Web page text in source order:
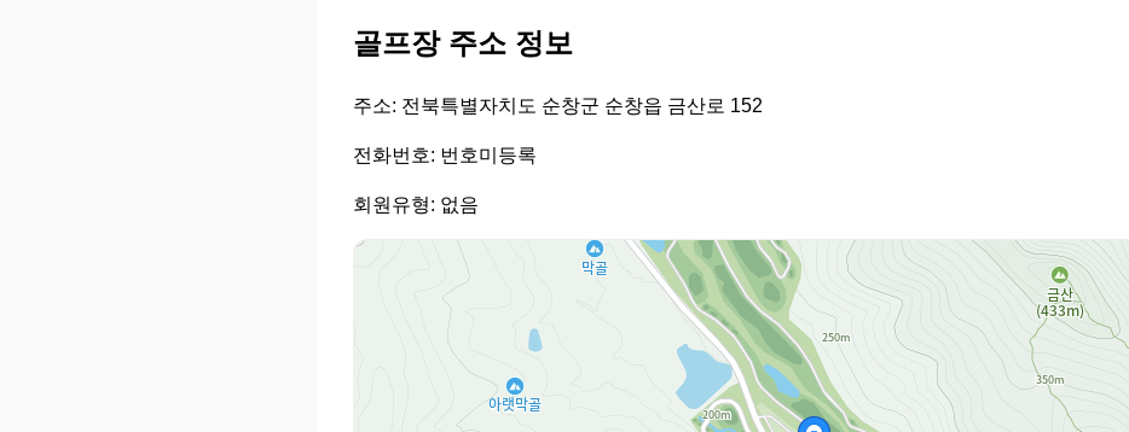
골프장 주소 정보
주소: 전북특별자치도 순창군 순창읍 금산로 152
전화번호: 번호미등록
회원유형: 없음